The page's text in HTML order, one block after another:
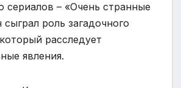
сериалов – «Очень странные
сыграл роль загадочного
расследует
явления.